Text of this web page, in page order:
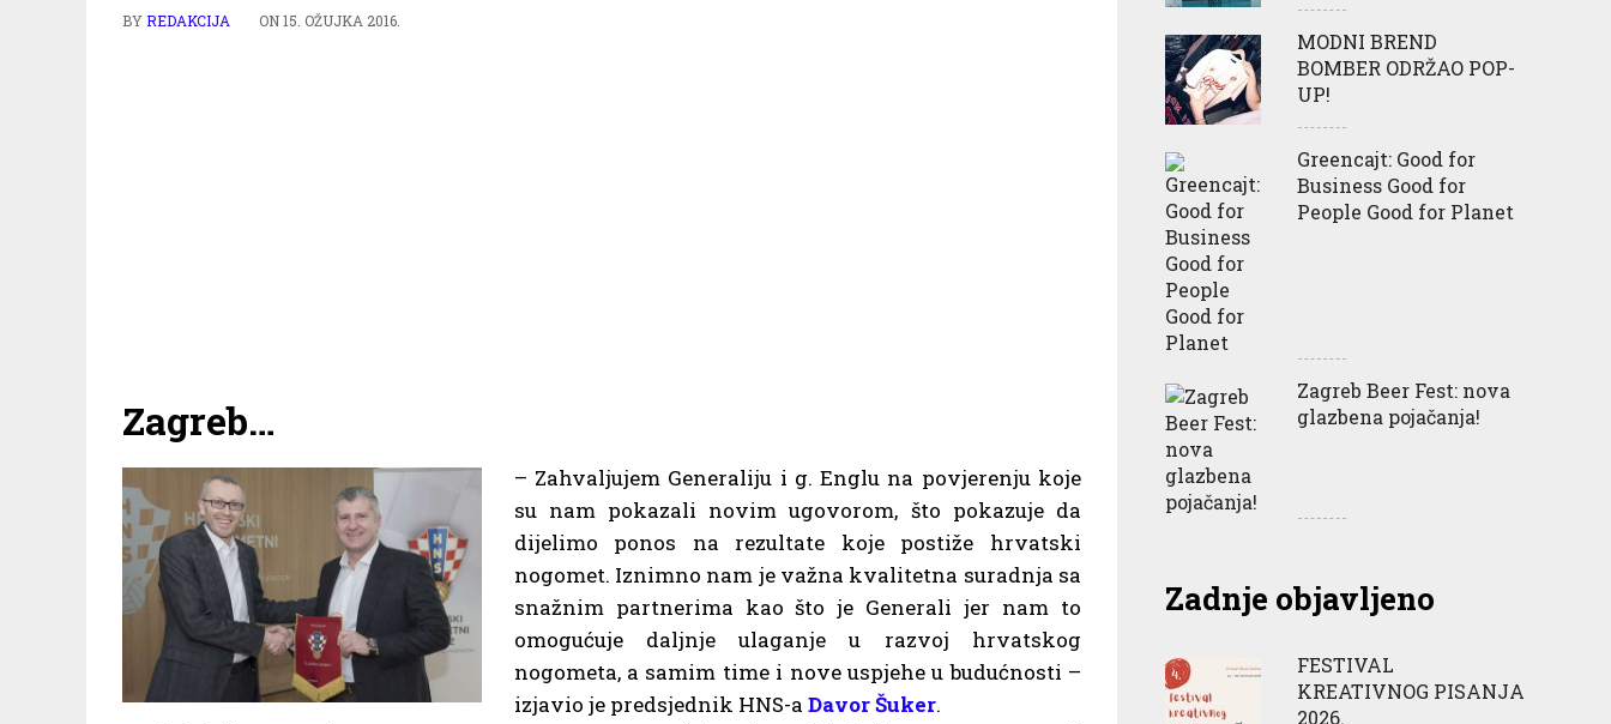
BYREDAKCIJA ON15. OŽUJKA 2016.
Zagreb…
– Zahvaljujem Generaliju i g. Englu na povjerenju koje
su nam pokazali novim ugovorom, što pokazuje da
dijelimo ponos na rezultate koje postiže hrvatski
nogomet. Iznimno nam je važna kvalitetna suradnja sa
snažnim partnerima kao što je Generali jer nam to
omogućuje daljnje ulaganje u razvoj hrvatskog
nogometa, a samim time i nove uspjehe u budućnosti –
izjavio je predsjednik HNS-a Davor Šuker.
MODNI BREND
BOMBER ODRŽAO POP-
UP!
Greencajt: Good for
Business Good for
People Good for Planet
Zagreb Beer Fest: nova
glazbena pojačanja!
Zadnje objavljeno
FESTIVAL
KREATIVNOG PISANJA
2026.